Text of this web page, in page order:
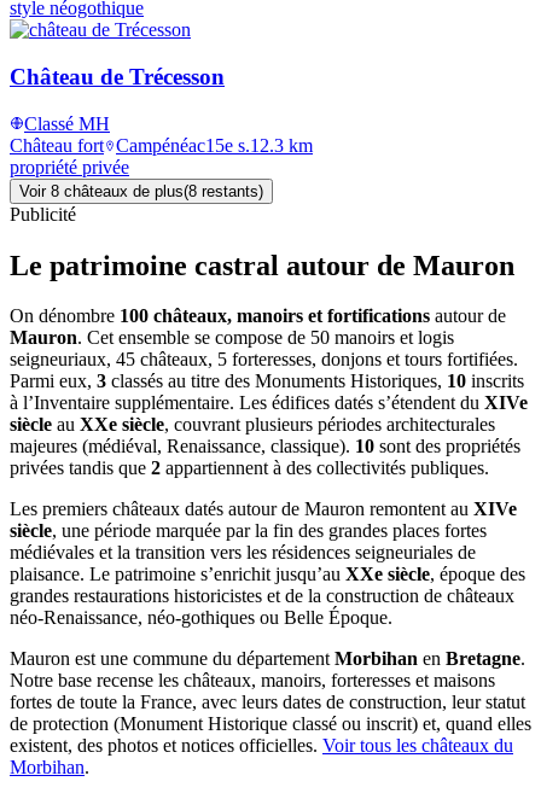
style néogothique
Château de Trécesson
Classé MH
Château fort Campénéac15e s.12.3 km
propriété privée
Voir 8 châteaux de plus(8 restants)
Publicité
Le patrimoine castral autour de Mauron
On dénombre 100 châteaux, manoirs et fortifications autour de
Mauron. Cet ensemble se compose de 50 manoirs et logis
seigneuriaux, 45 châteaux, 5 forteresses, donjons et tours fortifiées.
Parmi eux, 3 classés au titre des Monuments Historiques, 10 inscrits
à l’Inventaire supplémentaire. Les édifices datés s’étendent du XIVe
siècle au XXe siècle, couvrant plusieurs périodes architecturales
majeures (médiéval, Renaissance, classique). 10 sont des propriétés
privées tandis que 2 appartiennent à des collectivités publiques.
Les premiers châteaux datés autour de Mauron remontent au XIVe
siècle, une période marquée par la fin des grandes places fortes
médiévales et la transition vers les résidences seigneuriales de
plaisance. Le patrimoine s’enrichit jusqu’au XXe siècle, époque des
grandes restaurations historicistes et de la construction de châteaux
néo-Renaissance, néo-gothiques ou Belle Époque.
Mauron est une commune du départementMorbihan en Bretagne.
Notre base recense les châteaux, manoirs, forteresses et maisons
fortes de toute la France, avec leurs dates de construction, leur statut
de protection (Monument Historique classé ou inscrit) et, quand elles
existent, des photos et notices officielles. Voir tous les châteaux du
Morbihan.